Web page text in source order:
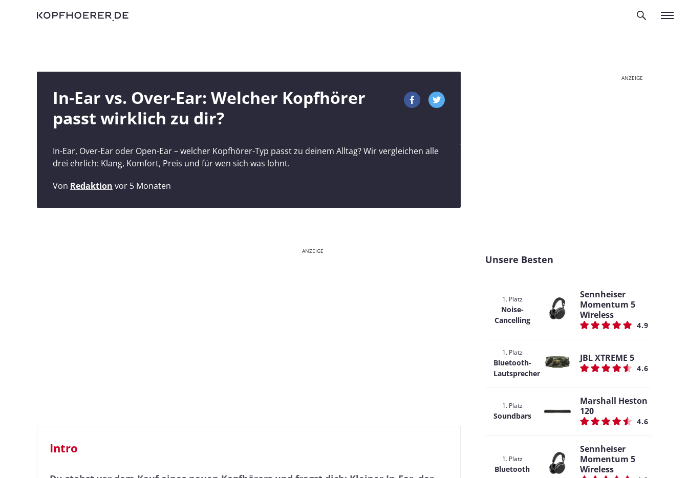
In-Ear vs. Over-Ear: Welcher Kopfhörer
passt wirklich zu dir?
In-Ear, Over-Ear oder Open-Ear – welcher Kopfhörer-Typ passt zu deinem Alltag? Wir vergleichen alle
drei ehrlich: Klang, Komfort, Preis und für wen sich was lohnt.
Von Redaktion vor 5 Monaten
ANZEIGE
Intro
ANZEIGE
Unsere Besten
1. Platz
Noise-
Cancelling
Sennheiser
Momentum 5
Wireless
4.9
1. Platz
Bluetooth-
Lautsprecher
JBL XTREME 5
4.6
1. Platz
Soundbars
Marshall Heston
120
4.6
1. Platz
Bluetooth
Sennheiser
Momentum 5
Wireless